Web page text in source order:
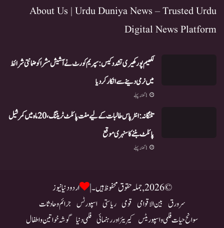
About Us | Urdu Duniya News – Trusted Urdu
Digital News Platform
لکھیم پور کھیری تشدد کیس: سپریم کورٹ نے آشیش مشرا کو ضمانتی شرائط
میں نرمی دینے سے انکار کر دیا
1 گھنٹہ پہلے
تلنگانہ: انٹر پاس طالبات کے لیے مفت پائلٹ ٹریننگ، 20 ماہ میں کمرشیل
پائلٹ بننے کا سنہری موقع
1 گھنٹہ پہلے
© 2026, جملہ حقوق محفوظ ہیں۔ | اردو دنیا نیوز
سرورق بین الاقوامی قومی ریاستی اسپورٹس جرائم و حادثات
سوانح حیات فلمی و اسپوریٹس کیریئر اور رہنمائی فلمی دنیا گوشہ خواتین و اطفال